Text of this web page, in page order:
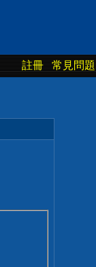
註冊 常見問題